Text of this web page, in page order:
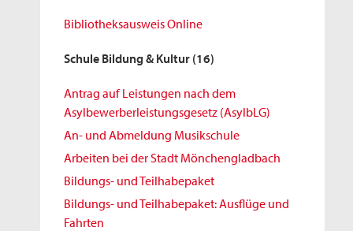
Bibliotheksausweis Online
Schule Bildung & Kultur (16)
Antrag auf Leistungen nach dem
Asylbewerberleistungsgesetz (AsylbLG)
An- und Abmeldung Musikschule
Arbeiten bei der Stadt Mönchengladbach
Bildungs- und Teilhabepaket
Bildungs- und Teilhabepaket: Ausflüge und
Fahrten